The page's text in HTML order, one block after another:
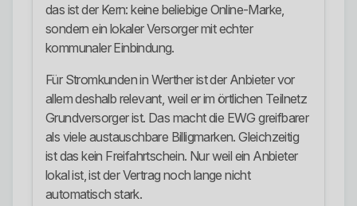
das ist der Kern: keine beliebige Online-Marke,
sondern ein lokaler Versorger mit echter
kommunaler Einbindung.
Für Stromkunden in Werther ist der Anbieter vor
allem deshalb relevant, weil er im örtlichen Teilnetz
Grundversorger ist. Das macht die EWG greifbarer
als viele austauschbare Billigmarken. Gleichzeitig
ist das kein Freifahrtschein. Nur weil ein Anbieter
lokal ist, ist der Vertrag noch lange nicht
automatisch stark.